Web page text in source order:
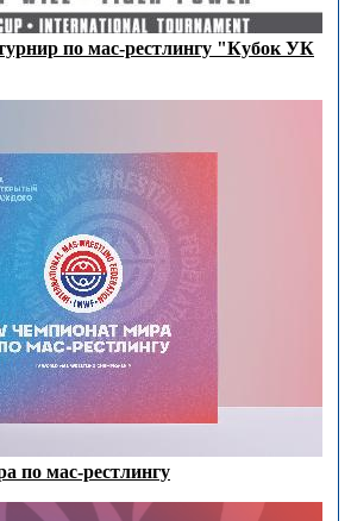
по мас-рестлингу "Кубок УК
по мас-рестлингу